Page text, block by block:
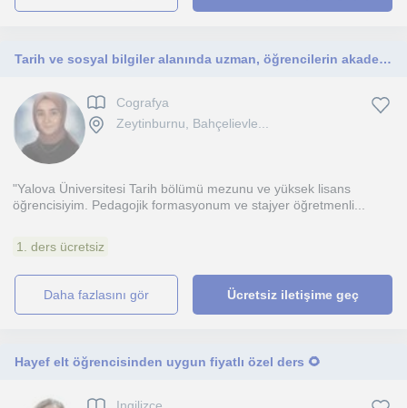
Tarih ve sosyal bilgiler alanında uzman, öğrencilerin akademik başarısını ve merakını destekleyen dinamik bir eğitmenim
Cografya
Zeytinburnu, Bahçelievle...
"Yalova Üniversitesi Tarih bölümü mezunu ve yüksek lisans
öğrencisiyim. Pedagojik formasyonum ve stajyer öğretmenli...
1. ders ücretsiz
daha fazlasını gör Ücretsiz iletişime geç
Hayef elt öğrencisinden uygun fiyatlı özel ders 🌻